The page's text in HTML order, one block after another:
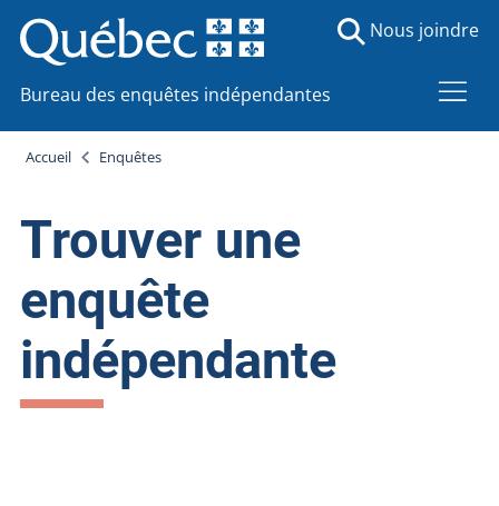
Bureau des enquêtes indépendantes
Nous joindre
Accueil Enquêtes
Trouver une
enquête
indépendante